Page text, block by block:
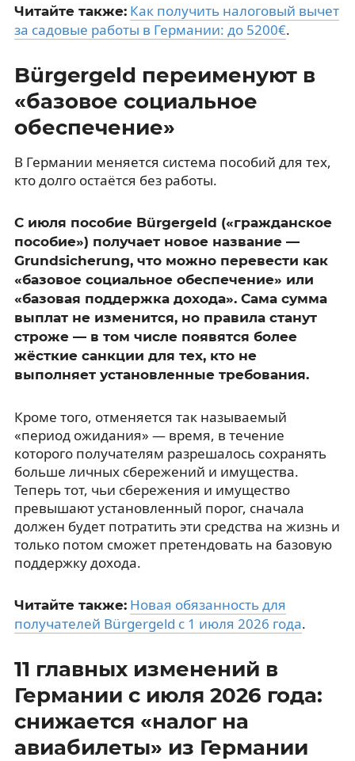
Читайте также: Как получить налоговый вычет
за садовые работы в Германии: до 5200€.
Bürgergeld переименуют в
«базовое социальное
обеспечение»
В Германии меняется система пособий для тех,
кто долго остаётся без работы.
С июля пособие Bürgergeld («гражданское
пособие») получает новое название —
Grundsicherung, что можно перевести как
«базовое социальное обеспечение» или
«базовая поддержка дохода». Сама сумма
выплат не изменится, но правила станут
строже — в том числе появятся более
жёсткие санкции для тех, кто не
выполняет установленные требования.
Кроме того, отменяется так называемый
«период ожидания» — время, в течение
которого получателям разрешалось сохранять
больше личных сбережений и имущества.
Теперь тот, чьи сбережения и имущество
превышают установленный порог, сначала
должен будет потратить эти средства на жизнь и
только потом сможет претендовать на базовую
поддержку дохода.
Читайте также: Новая обязанность для
получателей Bürgergeld с 1 июля 2026 года.
11 главных изменений в
Германии с июля 2026 года:
снижается «налог на
авиабилеты» из Германии